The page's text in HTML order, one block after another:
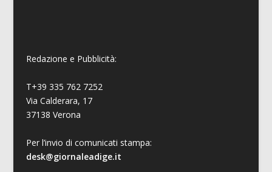
Redazione e Pubblicità:
T+39 335 762 7252
Via Calderara, 17
37138 Verona
Per l’invio di comunicati stampa:
desk@giornaleadige.it